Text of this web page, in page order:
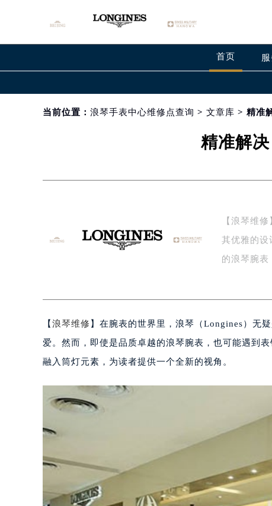
首页
当前位置： 浪琴手表中心维修点查询 > 文章库 > 精准
精准解
【浪琴维
其优雅的设
的浪琴腕
【 浪琴维修 】在腕表的世界里，浪琴（Longines）无
爱。然而，即使是品质卓越的浪琴腕表，也可能遇到
融入筒灯元素，为读者提供一个全新的视角。